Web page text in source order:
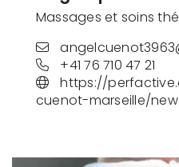
Massages et soins
+41 76 710 47 21
https://
cuenot-marseille/new